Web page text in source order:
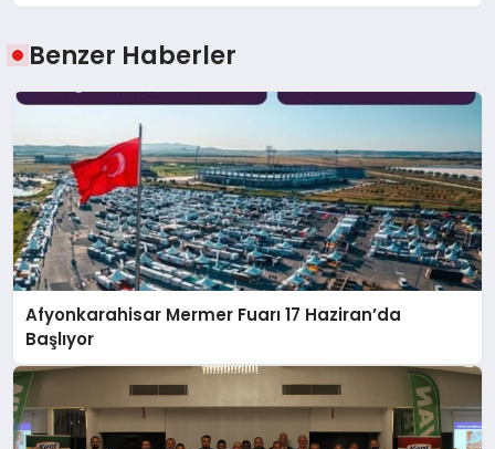
Benzer Haberler
Afyonkarahisar Mermer Fuarı 17 Haziran’da
Başlıyor